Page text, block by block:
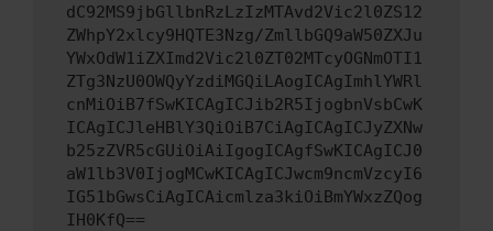
dC92MS9jbGllbnRzLzIzMTAvd2Vic2l0ZS12
ZWhpY2xlcy9HQTE3Nzg/ZmllbGQ9aW50ZXJu
YWxOdW1iZXImd2Vic2l0ZT02MTcyOGNmOTI1
ZTg3NzU0OWQyYzdiMGQiLAogICAgImhlYWRl
cnMiOiB7fSwKICAgICJib2R5IjogbnVsbCwK
ICAgICJleHBlY3QiOiB7CiAgICAgICJyZXNw
b25zZVR5cGUiOiAiIgogICAgfSwKICAgICJ0
aW1lb3V0IjogMCwKICAgICJwcm9ncmVzcyI6
IG51bGwsCiAgICAicmlza3kiOiBmYWxzZQog
IH0KfQ==